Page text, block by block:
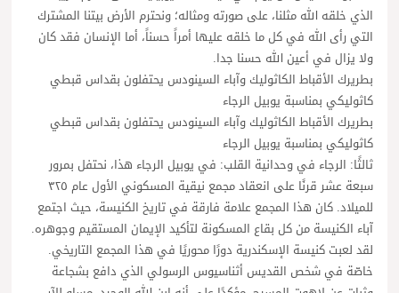
الذي خلقه الله مثلنا، على صورته ومثاله؛ ونحترم الأرض بيتنا المشترك
التي رأى الله في كل ما خلقه عليها أمراً حسناً، أما الإنسان فقد كان
ولا يزال في أعين الله حسنا جدا.
بطريرك الأقباط الكاثوليك وآباء السينودس يحتفلون بقداس قبطي
كاثوليكي بمناسبة يوبيل الرجاء
بطريرك الأقباط الكاثوليك وآباء السينودس يحتفلون بقداس قبطي
كاثوليكي بمناسبة يوبيل الرجاء
ثالثًا: الرجاء في وحدانية القلب: في يوبيل الرجاء هذا، نحتفل بمرور
سبعة عشر قرنًا على انعقاد مجمع نيقية المسكوني الأول عام ٣٢٥
للميلاد. كان هذا المجمع علامة فارقة في تاريخ الكنيسة، حيث اجتمع
آباء الكنيسة من كل بقاع المسكونة لتأكيد الإيمان المستقيم وجوهره.
لقد لعبت كنيسة الإسكندرية دورًا محوريًا في هذا المجمع التاريخي.
خاصّة في شخص القديس أثناسيوس الرسولي الذي دافع بشجاعة